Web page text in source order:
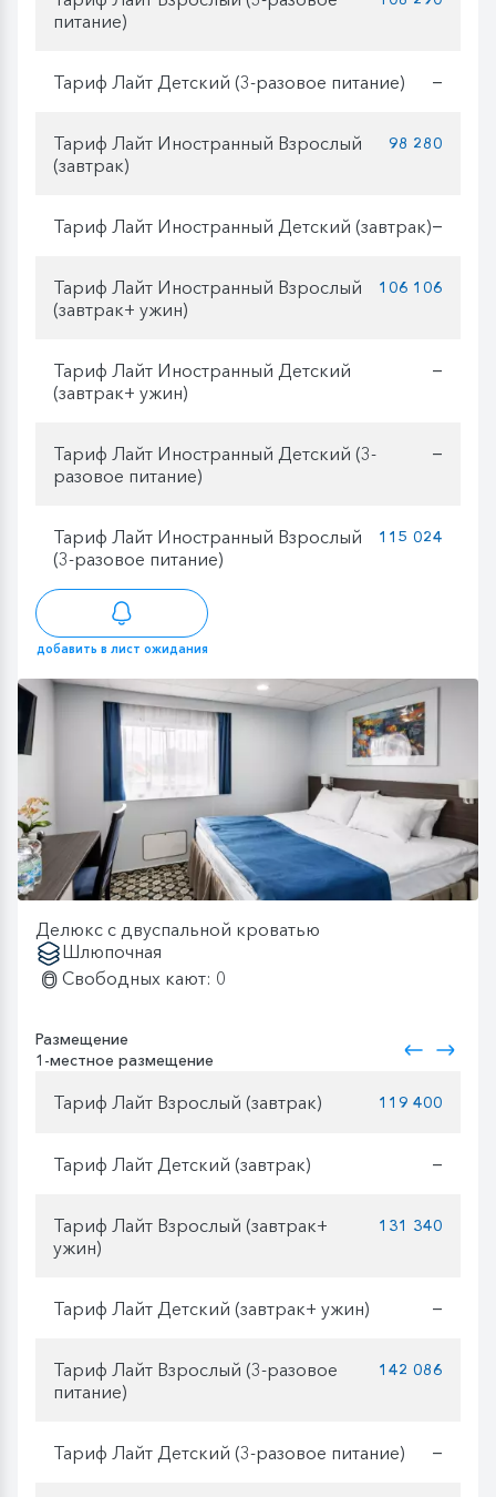
питание)
Тариф Лайт Детский (3-разовое питание) —
Тариф Лайт Иностранный Взрослый
(завтрак)
98 280
Тариф Лайт Иностранный Детский (завтрак)—
Тариф Лайт Иностранный Взрослый
(завтрак+ ужин)
106 106
Тариф Лайт Иностранный Детский
(завтрак+ ужин)
—
Тариф Лайт Иностранный Детский (3-
разовое питание)
—
Тариф Лайт Иностранный Взрослый
(3-разовое питание)
115 024
добавить в лист ожидания
Делюкс с двуспальной кроватью
Шлюпочная
Свободных кают: 0
Размещение
1-местное размещение
Тариф Лайт Взрослый (завтрак) 119 400
Тариф Лайт Детский (завтрак) —
Тариф Лайт Взрослый (завтрак+
ужин)
131 340
Тариф Лайт Детский (завтрак+ ужин) —
Тариф Лайт Взрослый (3-разовое
питание)
142 086
Тариф Лайт Детский (3-разовое питание) —